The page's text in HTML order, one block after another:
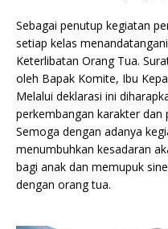
Sebagai penutup kegiatan
setiap kelas
Keterlibatan Orang Tua.
oleh Bapak Komite, Ibu
Melalui deklarasi ini
perkembangan karakter dan
Semoga dengan adanya
menumbuhkan kesadaran
bagi anak dan memupuk
dengan orang tua.